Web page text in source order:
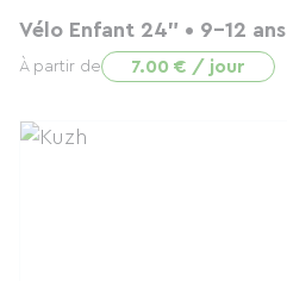
Vélo Enfant 24" • 9-12 ans
À partir de 7.00 € / jour